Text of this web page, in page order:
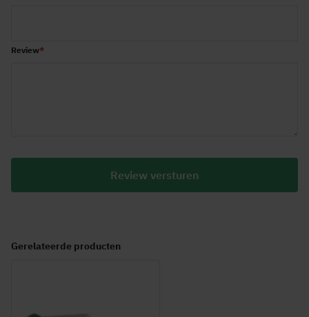
Review
Review versturen
Gerelateerde producten